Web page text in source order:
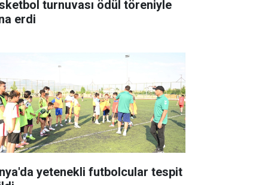
turnuvası ödül töreniyle
erdi
yetenekli futbolcular tespit